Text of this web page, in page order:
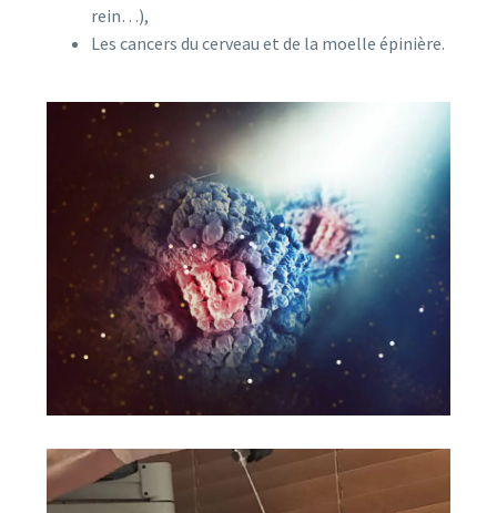
rein…),
Les cancers du cerveau et de la moelle épinière.